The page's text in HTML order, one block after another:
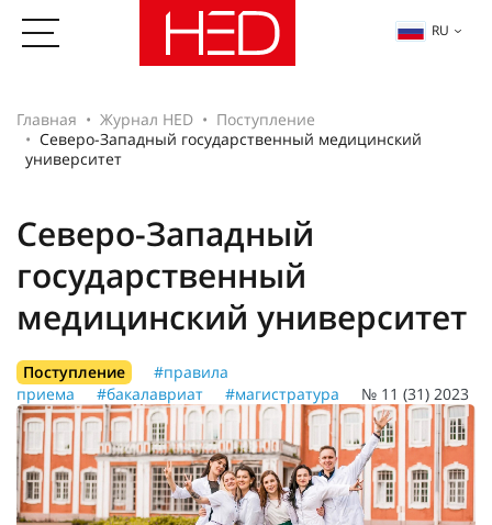
RU
Главная Журнал HED
Поступление
Северо-Западный государственный медицинский
университет
Северо-Западный
государственный
медицинский университет
Поступление
#правила
приема
#бакалавриат #магистратура № 11 (31) 2023